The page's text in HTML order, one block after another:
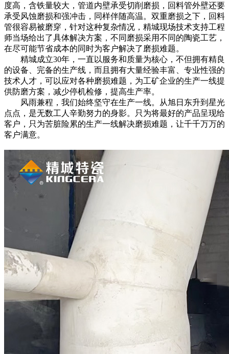
度高，含铁量较大，管道内壁承受切削磨损，回料管外壁还要
承受风蚀磨损和强冲击，同样伴随高温。双重磨损之下，回料
管很容易被磨穿，针对这种复杂情况，精城现场技术支持工程
师当场给出了具体解决方案，不同磨损采用不同的陶瓷工艺，
在尽可能节省成本的同时为客户解决了磨损难题。
精城成立30年，一直以服务和质量为核心，不但拥有精良
的设备、完备的生产线，而且拥有大量经验丰富、专业性强的
技术人才，可以应对各种磨损难题，为工矿企业的生产一线提
供防磨方案，减少停机检修，提高生产率。
风雨兼程，我们始终坚守在生产一线。从旭日东升到星光
点点，是无数工人辛勤努力的身影。只为将最好的产品呈现给
客户，只为苦脏险累的生产一线解决磨损难题，让千千万万的
客户满意。